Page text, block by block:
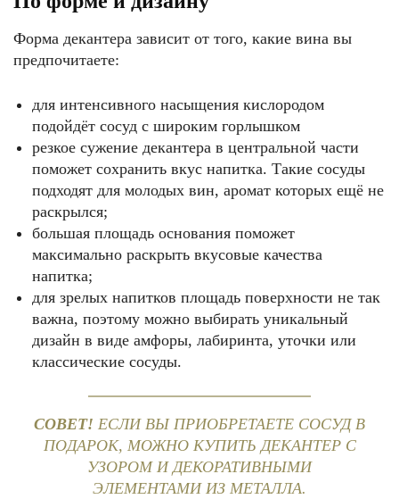
Форма декантера зависит от того, какие вина вы
предпочитаете:
для интенсивного насыщения кислородом
подойдёт сосуд с широким горлышком
резкое сужение декантера в центральной части
поможет сохранить вкус напитка. Такие сосуды
подходят для молодых вин, аромат которых ещё не
раскрылся;
большая площадь основания поможет
максимально раскрыть вкусовые качества
напитка;
для зрелых напитков площадь поверхности не так
важна, поэтому можно выбирать уникальный
дизайн в виде амфоры, лабиринта, уточки или
классические сосуды.
СОВЕТ! ЕСЛИ ВЫ ПРИОБРЕТАЕТЕ СОСУД В
ПОДАРОК, МОЖНО КУПИТЬ ДЕКАНТЕР С
УЗОРОМ И ДЕКОРАТИВНЫМИ
ЭЛЕМЕНТАМИ ИЗ МЕТАЛЛА.